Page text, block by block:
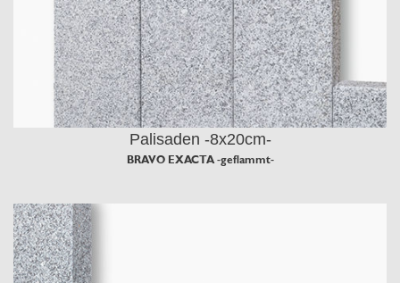
Palisaden -8x20cm-
BRAVO EXACTA -geflammt-